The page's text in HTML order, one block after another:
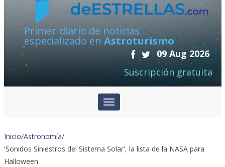
Primer diario de noticias
especializado en Astroturismo
09 Aug 2026
Suscripción gratuita
Inicio/Astronomía/
'Sonidos Siniestros del Sistema Solar', la lista de la NASA para
Halloween